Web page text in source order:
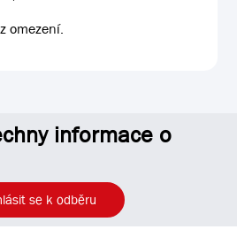
omezení.
informace o
se k odběru